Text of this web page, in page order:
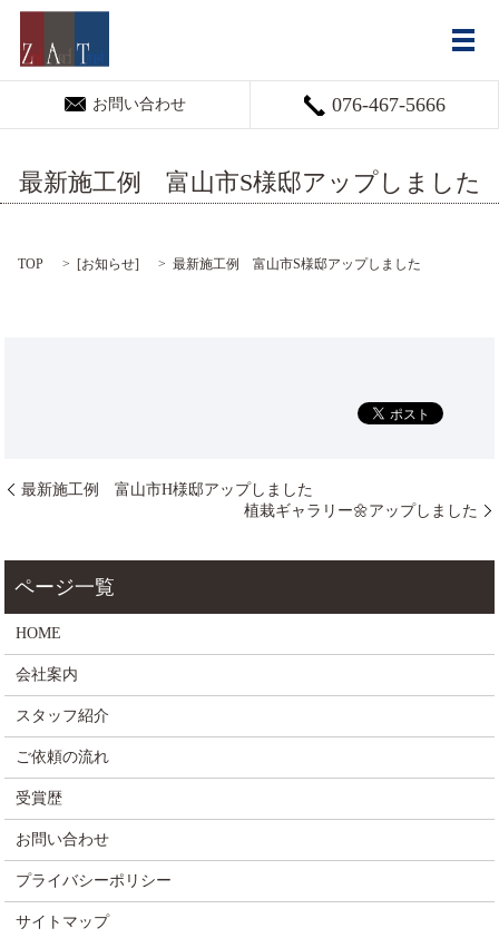
お問い合わせ 076-467-5666
メ
最新施工例 富山市S様邸アップしました
TOP [お知らせ] 最新施工例 富山市S様邸アップしました
最新施工例 富山市H様邸アップしました
植栽ギャラリー🌼アップしました
HOME
会社案内
スタッフ紹介
ご依頼の流れ
受賞歴
お問い合わせ
プライバシーポリシー
サイトマップ